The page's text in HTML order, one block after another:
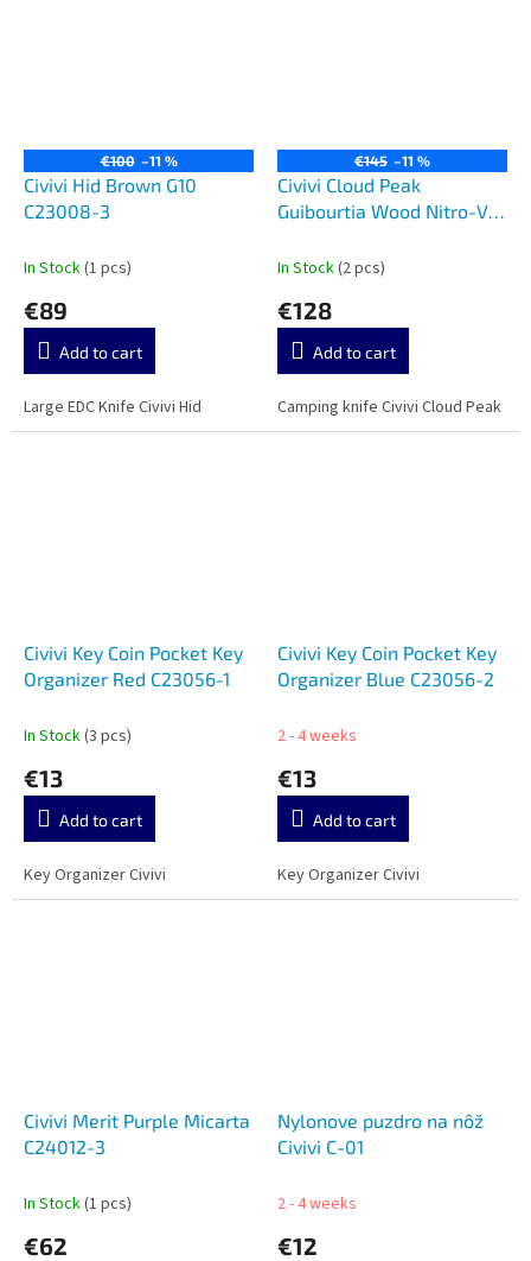
€100 –11 %
Civivi Hid Brown G10
C23008-3
In Stock(1 pcs)
€89
Add to cart
Large EDC Knife Civivi Hid
€145 –11 %
Civivi Cloud Peak
Guibourtia Wood Nitro-V
In Stock(2 pcs)
€128
Add to cart
Camping knife Civivi Cloud Peak
Civivi Key Coin Pocket Key
Organizer Red C23056-1
In Stock(3 pcs)
€13
Add to cart
Key Organizer Civivi
Civivi Key Coin Pocket Key
Organizer Blue C23056-2
2 - 4 weeks
€13
Add to cart
Key Organizer Civivi
Civivi Merit Purple Micarta
C24012-3
In Stock(1 pcs)
€62
Nylonove puzdro na nôž
Civivi C-01
2 - 4 weeks
€12